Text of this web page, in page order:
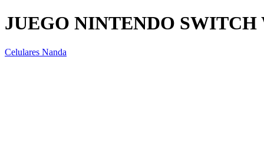
JUEGO NINTENDO
Celulares Nanda